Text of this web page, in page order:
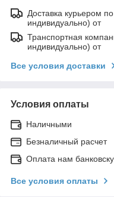
Доставка курьером
индивидуально) от
Транспортная
индивидуально) от
Все условия доставки
Условия оплаты
Наличными
Безналичный расчет
Оплата нам
Все условия оплаты